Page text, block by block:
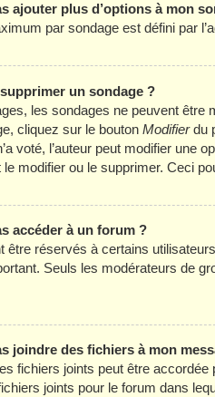
ajouter plus d’options à mon
par sondage est défini par
un sondage ?
les sondages ne peuvent être
cliquez sur le bouton Modifierdu
voté, l’auteur peut modifier une
modifier ou le supprimer. Ceci
accéder à un forum ?
être réservés à certains
Seuls les modérateurs de
joindre des fichiers à mon
fichiers joints peut être
joints pour le forum dans